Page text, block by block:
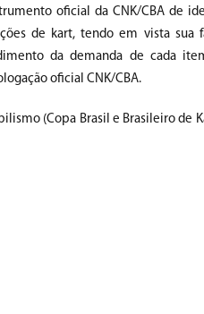
oficial da CNK/CBA de
de kart, tendo em vista sua
da demanda de cada
oficial CNK/CBA.
(Copa Brasil e Brasileiro de